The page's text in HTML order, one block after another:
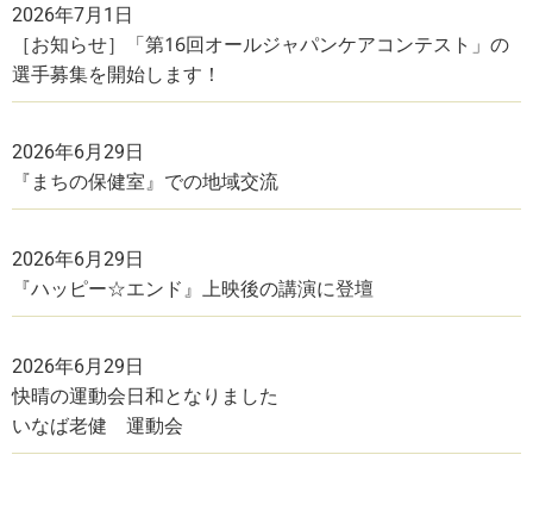
2026年7月1日
［お知らせ］「第16回オールジャパンケアコンテスト」の
選手募集を開始します！
2026年6月29日
『まちの保健室』での地域交流
2026年6月29日
『ハッピー☆エンド』上映後の講演に登壇
2026年6月29日
快晴の運動会日和となりました
いなば老健 運動会